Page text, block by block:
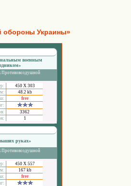
обороны Украины»
военным
Противовоздушной
450 Х 303
48.2 kb
free
3362
1
руках»
Противовоздушной
450 Х 557
167 kb
free